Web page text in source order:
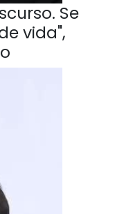
Se
vida",